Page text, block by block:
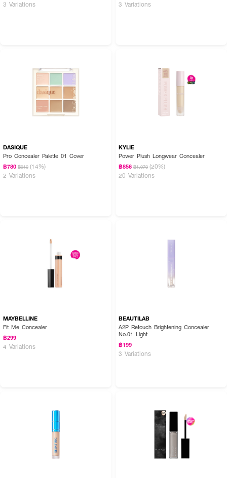
💖 SRICHAND Enchanted Cover Perfect Concealer – ตัวช่วยเจ้าหญิงที่
กลบทุกริ้วรอยได้อย่างมั่นใจ ติดทนตลอดวัน!
3 Variations
3 Variations
DASIQUE
Pro Concealer Palette 01 Cover
฿780 ฿910 (14%)
2 Variations
KYLIE
Power Plush Longwear Concealer
฿856 ฿1,070 (20%)
20 Variations
MAYBELLINE
Fit Me Concealer
฿299
4 Variations
BEAUTILAB
A2P Retouch Brightening Concealer
No.01 Light
฿199
3 Variations